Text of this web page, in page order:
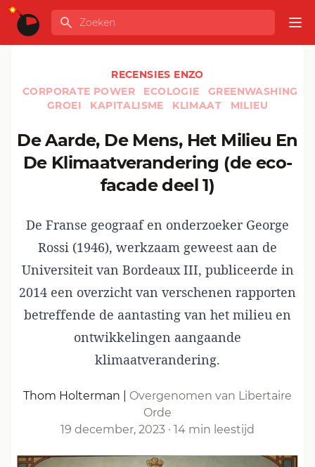
Ga naar de inhoud
GLOBALINFO
Zoeken
RECENSIES ENZO
CORPORATE POWER
ECOLOGIE
GREENWASHING
GROEI
KAPITALISME KLIMAAT MILIEU
De Aarde, De Mens, Het Milieu En
De Klimaatverandering (de eco-
facade deel 1)
De Franse geograaf en onderzoeker George
Rossi (1946), werkzaam geweest aan de
Universiteit van Bordeaux III, publiceerde in
2014 een overzicht van verschenen rapporten
betreffende de aantasting van het milieu en
ontwikkelingen aangaande
klimaatverandering.
Thom Holterman
Overgenomen van Libertaire
Orde
19 december, 2023 · 14 min leestijd